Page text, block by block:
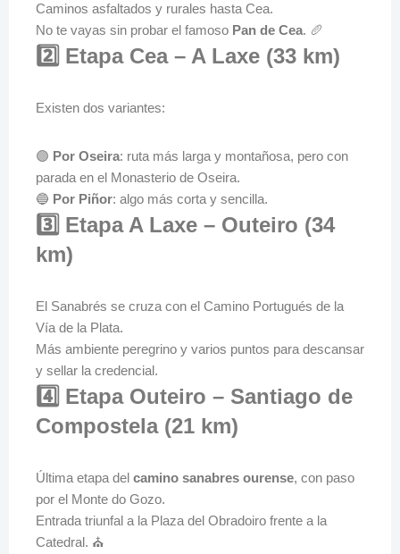
Caminos asfaltados y rurales hasta Cea.
No te vayas sin probar el famoso Pan de Cea. 🥖
2️⃣ Etapa Cea – A Laxe (33 km)
Existen dos variantes:
🟣 Por Oseira: ruta más larga y montañosa, pero con
parada en el Monasterio de Oseira.
🔵 Por Piñor: algo más corta y sencilla.
3️⃣ Etapa A Laxe – Outeiro (34
km)
El Sanabrés se cruza con el Camino Portugués de la
Vía de la Plata.
Más ambiente peregrino y varios puntos para descansar
y sellar la credencial.
4️⃣ Etapa Outeiro – Santiago de
Compostela (21 km)
Última etapa del camino sanabres ourense, con paso
por el Monte do Gozo.
Entrada triunfal a la Plaza del Obradoiro frente a la
Catedral. ⛪